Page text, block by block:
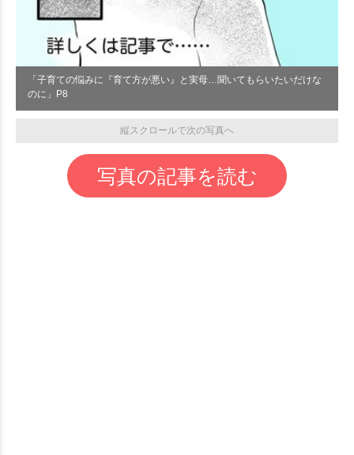
「子育ての悩みに『育て方が悪い』と実母…聞いてもらいたいだけな
のに」P8
縦スクロールで次の写真へ
写真の記事を読む